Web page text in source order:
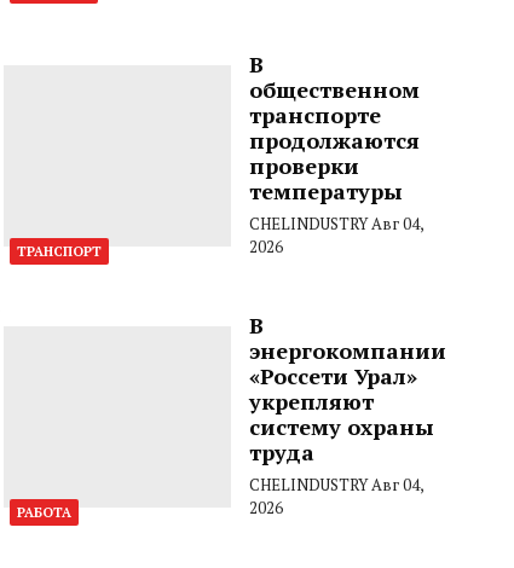
ТРАНСПОРТ
В
общественном
транспорте
продолжаются
проверки
температуры
CHELINDUSTRYАвг 04,
2026
РАБОТА
В
энергокомпании
«Россети Урал»
укрепляют
систему охраны
труда
CHELINDUSTRYАвг 04,
2026